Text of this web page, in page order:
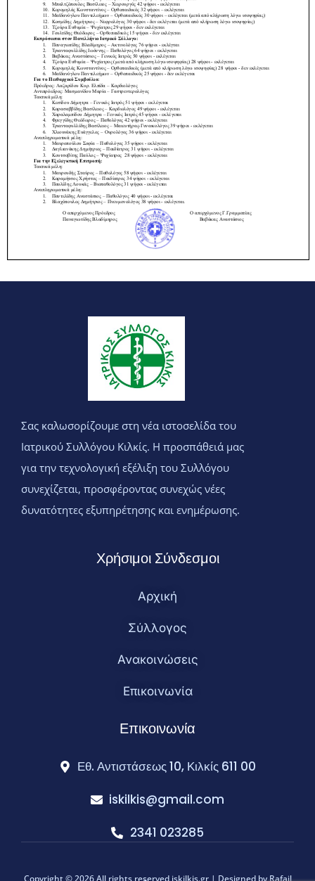
Σας καλωσορίζουμε στη νέα ιστοσελίδα του
Ιατρικού Συλλόγου Κιλκίς. Η προσπάθειά μας
για την τεχνολογική εξέλιξη του Συλλόγου
συνεχίζεται, προσφέροντας συνεχώς νέες
δυνατότητες εξυπηρέτησης και ενημέρωσης.
Χρήσιμοι Σύνδεσμοι
Αρχική
Σύλλογος
Ανακοινώσεις
Επικοινωνία
Επικοινωνία
Εθ. Αντιστάσεως 10, Κιλκίς 611 00
iskilkis@gmail.com
2341 023285
Copyright © 2026 All rights reserved iskilkis.gr | Designed byRafail